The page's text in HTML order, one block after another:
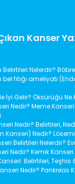
Kanser
Belirtileri Nelerdir?
fıtığı ameliyatı
İyi Gelir? Öksürüğü Ne
Nedir? Meme
Nedir? Belirtileri,
Kanseri) Nedir?
Belirtileri Nelerdir?
Nedir? Kemik Kanseri
Belirtileri, Teşhis
Nedir? Pankreas